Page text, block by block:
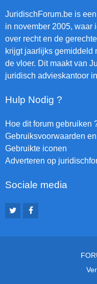
JuridischForum.be is
in november 2005, waar
over recht en de
krijgt jaarlijks gemiddeld
de vloer. Dit maakt van
juridisch advieskantoor
Hulp Nodig ?
Hoe dit forum gebruiken
Gebruiksvoorwaarden
Gebruikte iconen
Adverteren op
Sociale media